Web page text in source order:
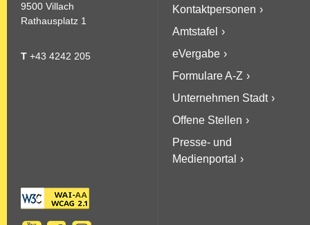
9500 Villach
Rathausplatz 1
T +43 4242 205
Kontaktpersonen
Amtstafel
eVergabe
Formulare A-Z
Unternehmen Stadt
Offene Stellen
Presse- und
Medienportal